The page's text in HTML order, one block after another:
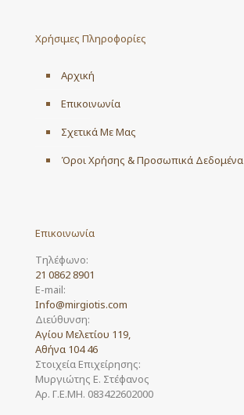
Χρήσιμες Πληροφορίες
Αρχική
Επικοινωνία
Σχετικά Με Μας
Όροι Χρήσης & Προσωπικά Δεδομένα
Επικοινωνία
Τηλέφωνο:
21 0862 8901
E-mail:
Info@mirgiotis.com
Διεύθυνση:
Αγίου Μελετίου 119,
Αθήνα 104 46
Στοιχεία Επιχείρησης:
Μυργιώτης Ε. Στέφανος
Αρ. Γ.Ε.ΜΗ. 083422602000